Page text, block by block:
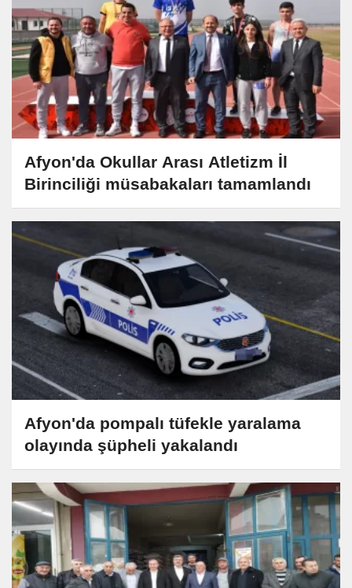
Afyon'da Okullar Arası Atletizm İl
Birinciliği müsabakaları tamamlandı
Afyon'da pompalı tüfekle yaralama
olayında şüpheli yakalandı